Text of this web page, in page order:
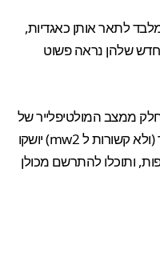
לתאר אותן כאגדיות,
שלהן נראה פשוט
חלק ממצב המולטיפלייר של
המשחק, כשעוד 4 מפות גדולות יותר (ולא קשורות ל mw2) יושקו
ותוכלו להתרשם מכולן